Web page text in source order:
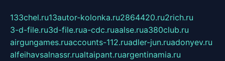
133chel.ru13autor-kolonka.ru2864420.ru2rich.ru
3-d-file.ru3d-file.rua-cdc.ruaalse.rua380club.ru
airgungames.ruaccounts-112.ruadler-jun.ruadonyev.ru
alfeihavsalnassr.rualtaipant.ruargentinamia.ru